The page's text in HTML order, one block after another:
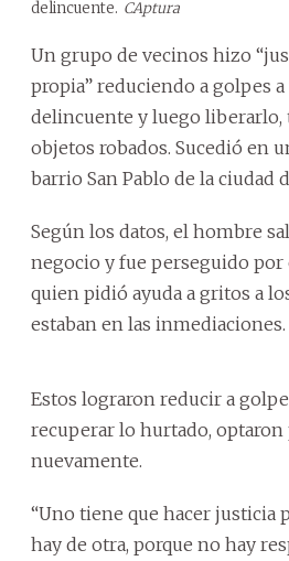
delincuente. CAptura
Un grupo de vecinos hizo
propia” reduciendo a golpes
delincuente y luego liberarlo,
objetos robados. Sucedió en
barrio San Pablo de la ciudad
Según los datos, el hombre
negocio y fue perseguido por
quien pidió ayuda a gritos a
estaban en las inmediaciones.
Estos lograron reducir a
recuperar lo hurtado,
nuevamente.
“Uno tiene que hacer justicia
hay de otra, porque no hay